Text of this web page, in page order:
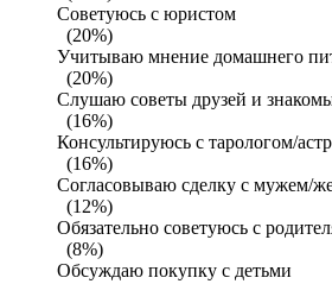
Советуюсь с юристом
(20%)
Учитываю мнение домашнего
(20%)
Слушаю советы друзей и
(16%)
Консультируюсь с тарологом/
(16%)
Согласовываю сделку с мужем/
(12%)
Обязательно советуюсь с
(8%)
Обсуждаю покупку с детьми